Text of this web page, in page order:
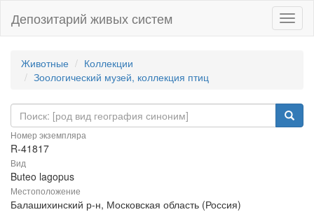
Депозитарий живых систем
Животные
Коллекции
Зоологический музей, коллекция птиц
Номер экземпляра
R-41817
Вид
Buteo lagopus
Местоположение
Балашихинский р-н, Московская область (Россия)